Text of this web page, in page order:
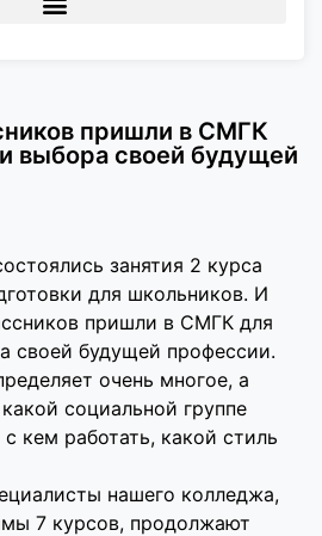
пришли в СМГК
выбора своей будущей
занятия 2 курса
для школьников. И
пришли в СМГК для
своей будущей профессии.
очень многое, а
социальной группе
кем работать, какой стиль
нашего колледжа,
7 курсов, продолжают